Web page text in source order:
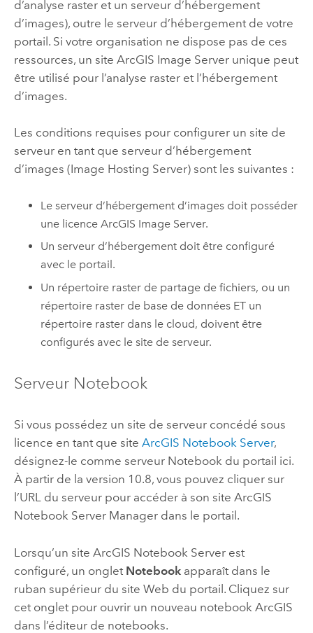
d’analyse raster et un serveur d’hébergement
d’images), outre le serveur d’hébergement de votre
portail. Si votre organisation ne dispose pas de ces
ressources, un site ArcGIS Image Serverunique peut
être utilisé pour l’analyse raster et l’hébergement
d’images.
Les conditions requises pour configurer un site de
serveur en tant que serveur d’hébergement
d’images (Image Hosting Server) sont les suivantes :
Le serveur d’hébergement d’images doit posséder
une licenceArcGIS Image Server.
Un serveur d’hébergement doit être configuré
avec le portail.
Un répertoire raster de partage de fichiers, ou un
répertoire raster de base de données ET un
répertoire raster dans le cloud, doivent être
configurés avec le site de serveur.
Serveur Notebook
Si vous possédez un site de serveur concédé sous
licence en tant que site ArcGIS Notebook Server,
désignez-le comme serveur Notebook du portail ici.
À partir de la version 10.8, vous pouvez cliquer sur
l’URL du serveur pour accéder à son site ArcGIS
Notebook ServerManager dans le portail.
Lorsqu’un site ArcGIS Notebook Serverest
configuré, un onglet Notebookapparaît dans le
ruban supérieur du site Web du portail. Cliquez sur
cet onglet pour ouvrir un nouveau notebook ArcGIS
dans l’éditeur de notebooks.